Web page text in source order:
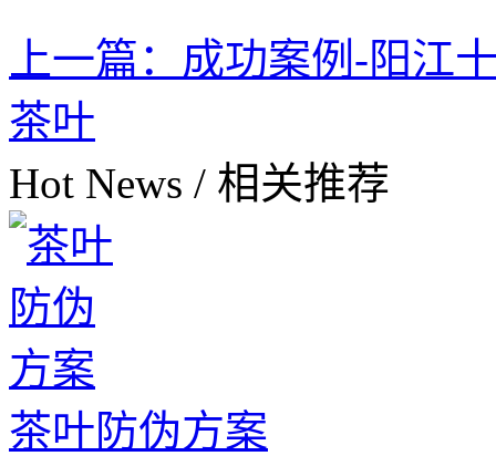
上一篇： 成功案例-阳江
茶叶
Hot News / 相关推荐
茶叶防伪方案